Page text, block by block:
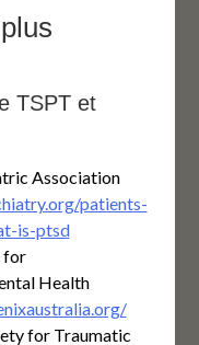
TSPT et
Association
patients-
is-ptsd
for
Health
for Traumatic